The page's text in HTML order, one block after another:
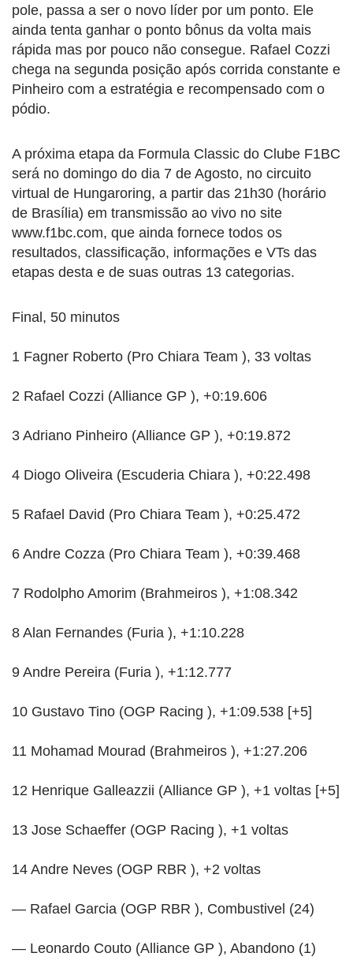
pole, passa a ser o novo líder por um ponto. Ele
ainda tenta ganhar o ponto bônus da volta mais
rápida mas por pouco não consegue. Rafael Cozzi
chega na segunda posição após corrida constante e
Pinheiro com a estratégia e recompensado com o
pódio.
A próxima etapa da Formula Classic do Clube F1BC
será no domingo do dia 7 de Agosto, no circuito
virtual de Hungaroring, a partir das 21h30 (horário
de Brasília) em transmissão ao vivo no site
www.f1bc.com, que ainda fornece todos os
resultados, classificação, informações e VTs das
etapas desta e de suas outras 13 categorias.
Final, 50 minutos
1 Fagner Roberto (Pro Chiara Team ), 33 voltas
2 Rafael Cozzi (Alliance GP ), +0:19.606
3 Adriano Pinheiro (Alliance GP ), +0:19.872
4 Diogo Oliveira (Escuderia Chiara ), +0:22.498
5 Rafael David (Pro Chiara Team ), +0:25.472
6 Andre Cozza (Pro Chiara Team ), +0:39.468
7 Rodolpho Amorim (Brahmeiros ), +1:08.342
8 Alan Fernandes (Furia ), +1:10.228
9 Andre Pereira (Furia ), +1:12.777
10 Gustavo Tino (OGP Racing ), +1:09.538 [+5]
11 Mohamad Mourad (Brahmeiros ), +1:27.206
12 Henrique Galleazzii (Alliance GP ), +1 voltas [+5]
13 Jose Schaeffer (OGP Racing ), +1 voltas
14 Andre Neves (OGP RBR ), +2 voltas
— Rafael Garcia (OGP RBR ), Combustivel (24)
— Leonardo Couto (Alliance GP ), Abandono (1)